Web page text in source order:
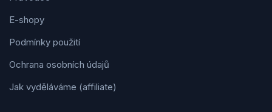
E-shopy
Podmínky použití
Ochrana osobních údajů
Jak vyděláváme (affiliate)